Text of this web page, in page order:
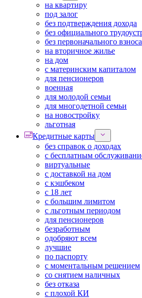
на квартиру
под залог
без подтверждения дохода
без официального
без первоначального взноса
на вторичное жилье
на дом
с материнским капиталом
для пенсионеров
военная
для молодой семьи
для многодетной семьи
на новостройку
льготная
Кредитные карты
без справок о доходах
с бесплатным
виртуальные
с доставкой на дом
с кэшбеком
с 18 лет
с большим лимитом
с льготным периодом
для пенсионеров
безработным
одобряют всем
лучшие
по паспорту
с моментальным решением
со снятием наличных
без отказа
с плохой КИ